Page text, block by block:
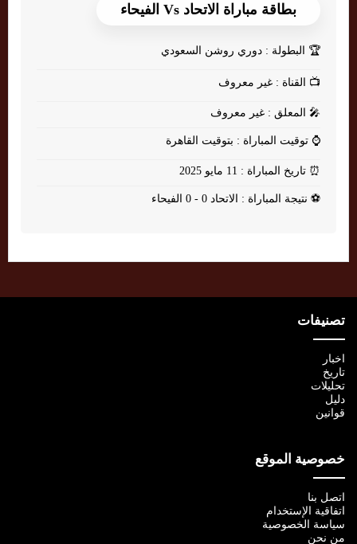
بطاقة مباراة الاتحاد Vs الفيحاء
🏆 البطولة : دوري روشن السعودي
📺 القناة : غير معروف
🎤 المعلق : غير معروف
⌚ توقيت المباراة : بتوقيت القاهرة
⏰ تاريخ المباراة : 11 مايو 2025
⚽ نتيجة المباراة : الاتحاد 0 - 0 الفيحاء
تصنيفات
اخبار
تاريخ
تحليلات
دليل
قوانين
خصوصية الموقع
اتصل بنا
اتفاقية الإستخدام
سياسة الخصوصية
من نحن